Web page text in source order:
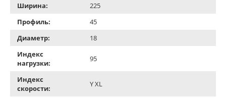
Ширина:
225
Профиль:
45
Диаметр:
18
Индекс
нагрузки:
95
Индекс
скорости:
Y XL